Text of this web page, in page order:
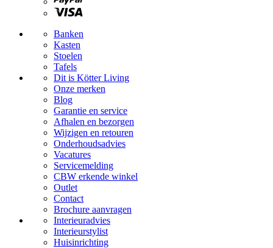
Banken
Kasten
Stoelen
Tafels
Dit is Kötter Living
Onze merken
Blog
Garantie en service
Afhalen en bezorgen
Wijzigen en retouren
Onderhoudsadvies
Vacatures
Servicemelding
CBW erkende winkel
Outlet
Contact
Brochure aanvragen
Interieuradvies
Interieurstylist
Huisinrichting